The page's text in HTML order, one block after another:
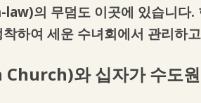
의 무덤도 이곳에 있습니다.
하여 세운 수녀회에서 관리하
Church)와 십자가 수도원